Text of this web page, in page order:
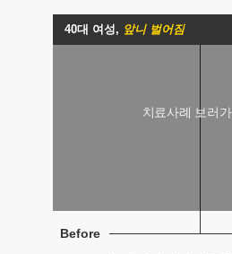
40대 여성, 앞니 벌어짐
Before